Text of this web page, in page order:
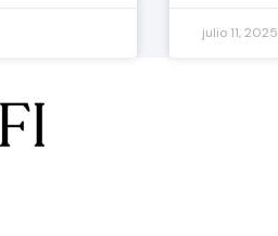
julio 11, 2025